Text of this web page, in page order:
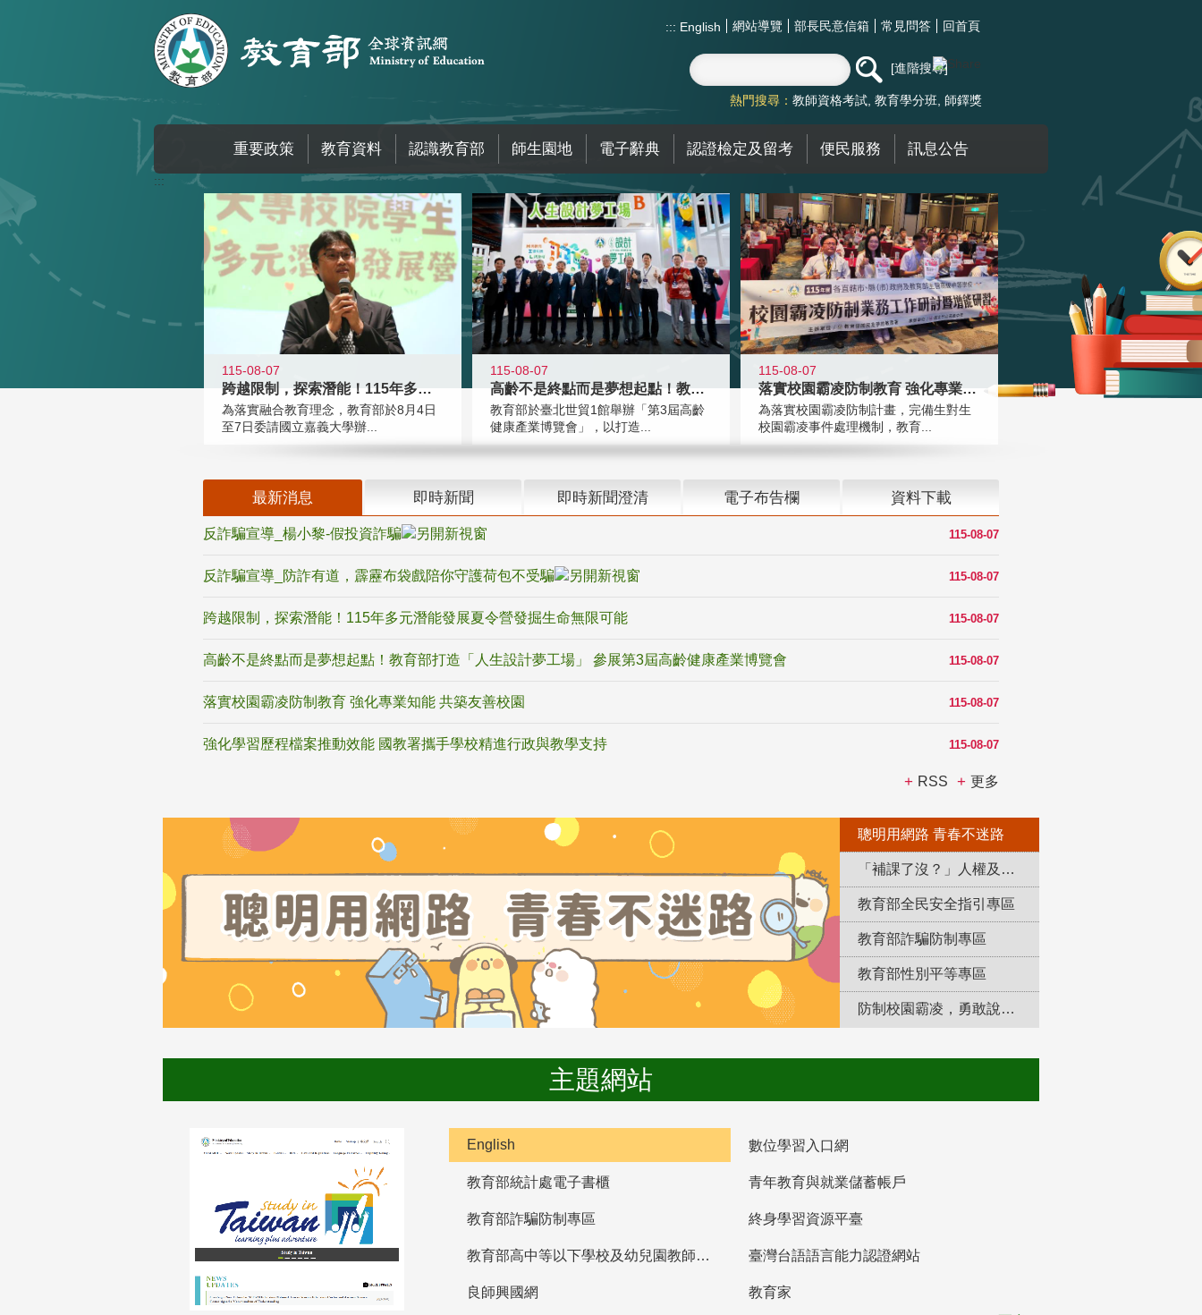
::: English 網站導覽 部長民意信箱 常見問答 回首頁
進階搜尋
熱門搜尋： 教師資格考試 教育學分班 師鐸獎
重要政策 教育資料 認識教育部 師生園地 電子辭典 認證檢定及留考 便民服務 訊息公告
:::
115-08-07
跨越限制，探索潛能！115年多元潛
為落實融合教育理念，教育部於8月4日
至7日委請國立嘉義大學辦...
115-08-07
高齡不是終點而是夢想起點！教育部打
教育部於臺北世貿1館舉辦「第3屆高齡
健康產業博覽會」，以打造...
115-08-07
落實校園霸凌防制教育 強化專業知能
為落實校園霸凌防制計畫，完備生對生
校園霸凌事件處理機制，教育...
最新消息 即時新聞 即時新聞澄清 電子布告欄 資料下載
115-08-07
反詐騙宣導_楊小黎-假投資詐騙
115-08-07
反詐騙宣導_防詐有道，霹靂布袋戲陪你守護荷包不受騙
115-08-07
跨越限制，探索潛能！115年多元潛能發展夏令營發掘生命無限可能
115-08-07
高齡不是終點而是夢想起點！教育部打造「人生設計夢工場」 參展第3屆高齡健康產業博覽會
115-08-07
落實校園霸凌防制教育 強化專業知能 共築友善校園
115-08-07
強化學習歷程檔案推動效能 國教署攜手學校精進行政與教學支持
RSS 更多
聰明用網路 青春不迷路
「補課了沒？」人權及轉型正義教育專區
教育部全民安全指引專區
教育部詐騙防制專區
教育部性別平等專區
防制校園霸凌，勇敢說出來！
主題網站
English 數位學習入口網
教育部統計處電子書櫃 青年教育與就業儲蓄帳戶
教育部詐騙防制專區 終身學習資源平臺
教育部高中等以下學校及幼兒園教師資格檢定考試 臺灣台語語言能力認證網站
良師興國網
教育家